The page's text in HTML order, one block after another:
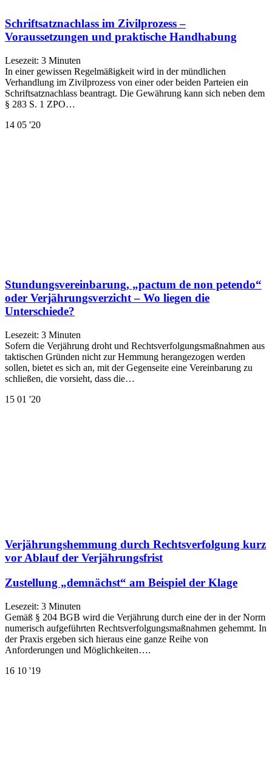
Schriftsatznachlass im Zivilprozess –
Voraussetzungen und praktische Handhabung
Lesezeit: 3 Minuten
In einer gewissen Regelmäßigkeit wird in der mündlichen
Verhandlung im Zivilprozess von einer oder beiden Parteien ein
Schriftsatznachlass beantragt. Die Gewährung kann sich neben dem
§ 283 S. 1 ZPO…
14 05 '20
Stundungsvereinbarung, „pactum de non petendo“
oder Verjährungsverzicht – Wo liegen die
Unterschiede?
Lesezeit: 3 Minuten
Sofern die Verjährung droht und Rechtsverfolgungsmaßnahmen aus
taktischen Gründen nicht zur Hemmung herangezogen werden
sollen, bietet es sich an, mit der Gegenseite eine Vereinbarung zu
schließen, die vorsieht, dass die…
15 01 '20
Verjährungshemmung durch Rechtsverfolgung kurz
vor Ablauf der Verjährungsfrist
Zustellung „demnächst“ am Beispiel der Klage
Lesezeit: 3 Minuten
Gemäß § 204 BGB wird die Verjährung durch eine der in der Norm
numerisch aufgeführten Rechtsverfolgungsmaßnahmen gehemmt. In
der Praxis ergeben sich hieraus eine ganze Reihe von
Anforderungen und Möglichkeiten….
16 10 '19